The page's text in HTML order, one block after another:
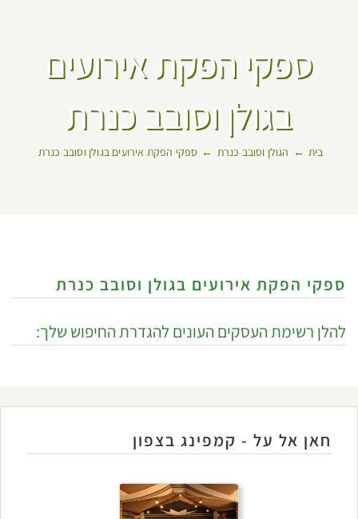
ספקי הפקת אירועים
בגולן וסובב כנרת
בית הגולן וסובב כנרת ספקי הפקת אירועים בגולן וסובב כנרת
ספקי הפקת אירועים בגולן וסובב כנרת
להלן רשימת העסקים העונים להגדרת החיפוש שלך:
חאן אל על - קמפינג בצפון